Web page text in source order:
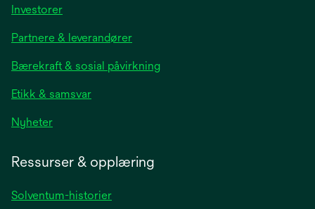
Investoreropens
a
new
Partnere & leverandører
Bærekraft & sosial påvirkning
Etikk & samsvar
Nyheteropens
Ressurser & opplæring
Solventum-historier